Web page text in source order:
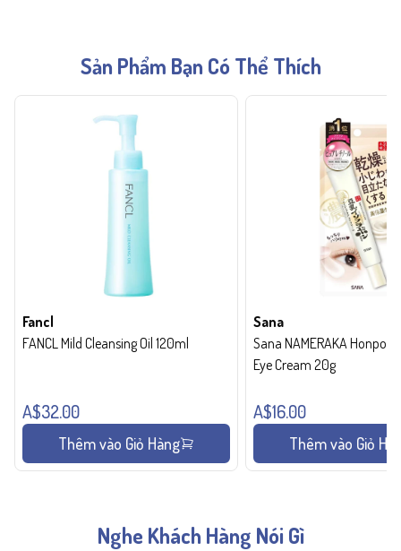
Sản Phẩm Bạn Có Thể Thích
Fancl
FANCL Mild Cleansing Oil 120ml
A$32.00
Thêm vào Giỏ Hàng
Sana
Sana NAMERAKA Honpo
Eye Cream 20g
A$16.00
Thêm vào Giỏ
Nghe Khách Hàng Nói Gì